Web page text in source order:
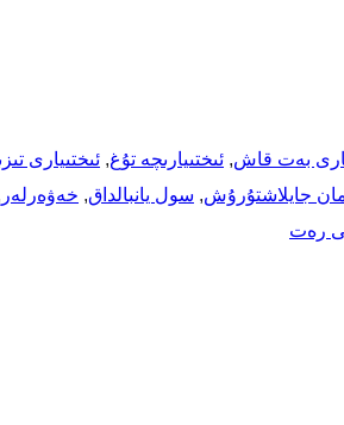
بەت قاش, ئىختىيارىچە تۇغ, ئىختىيارى
جايلاشتۇرۇش, سول يانبالداق, خەۋەرلەر
رەت